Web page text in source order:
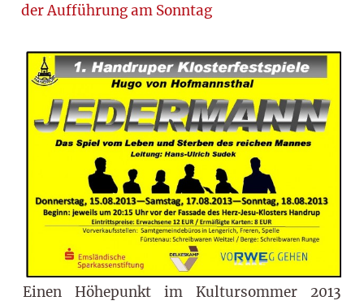
der Aufführung am Sonntag
Einen Höhepunkt im Kultursommer 2013